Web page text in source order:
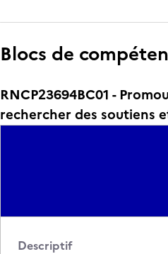
Blocs de
RNCP23694BC01 -
rechercher des soutiens
Descriptif